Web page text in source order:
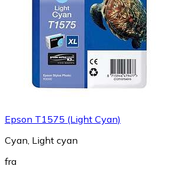
Epson T1575 (Light Cyan)
Cyan, Light cyan
fra